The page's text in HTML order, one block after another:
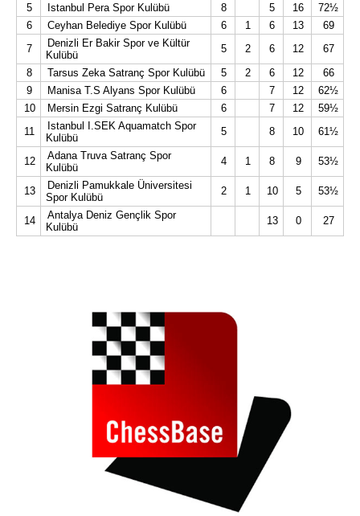
5
Istanbul Pera Spor Kulübü 8 5 16
72½
6
Ceyhan Belediye Spor Kulübü 6 1 6 13
69
7
Denizli Er Bakir Spor ve Kültür
Kulübü
5 2 6 12
67
8
Tarsus Zeka Satranç Spor Kulübü 5 2 6 12
66
9
Manisa T.S Alyans Spor Kulübü 6 7 12
62½
10
Mersin Ezgi Satranç Kulübü 6 7 12
59½
11
Istanbul I.SEK Aquamatch Spor
Kulübü
5 8 10 61½
12
Adana Truva Satranç Spor
Kulübü
4 1 8 9 53½
13
Denizli Pamukkale Üniversitesi
Spor Kulübü
2 1 10 5 53½
14
Antalya Deniz Gençlik Spor
Kulübü
13 0 27